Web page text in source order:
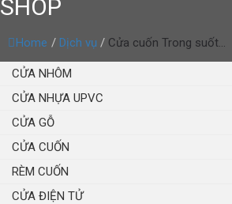
SHOP
Home / Dịch vụ / Cửa cuốn Trong suốt...
CỬA NHÔM
CỬA NHỰA UPVC
CỬA GỖ
CỬA CUỐN
RÈM CUỐN
CỬA ĐIỆN TỬ